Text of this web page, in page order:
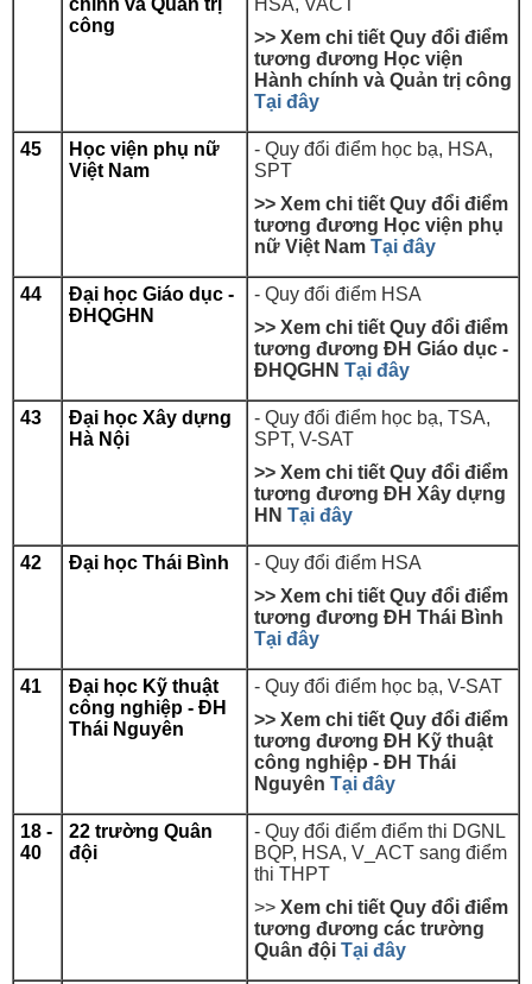
chính và Quản trị
công
HSA, VACT
>> Xem chi tiết Quy đổi điểm
tương đương Học viện
Hành chính và Quản trị công
Tại đây
45
Học viện phụ nữ
Việt Nam
- Quy đổi điểm học bạ, HSA,
SPT
>> Xem chi tiết Quy đổi điểm
tương đương Học viện phụ
nữ Việt Nam Tại đây
44
Đại học Giáo dục -
ĐHQGHN
- Quy đổi điểm HSA
>> Xem chi tiết Quy đổi điểm
tương đương ĐH Giáo dục -
ĐHQGHN Tại đây
43
Đại học Xây dựng
Hà Nội
- Quy đổi điểm học bạ, TSA,
SPT, V-SAT
>> Xem chi tiết Quy đổi điểm
tương đương ĐH Xây dựng
HN Tại đây
42 Đại học Thái Bình
- Quy đổi điểm HSA
>> Xem chi tiết Quy đổi điểm
tương đương ĐH Thái Bình
Tại đây
41
Đại học Kỹ thuật
công nghiệp - ĐH
Thái Nguyên
- Quy đổi điểm học bạ, V-SAT
>> Xem chi tiết Quy đổi điểm
tương đương ĐH Kỹ thuật
công nghiệp - ĐH Thái
Nguyên Tại đây
18 -
40
22 trường Quân
đội
- Quy đổi điểm điểm thi DGNL
BQP, HSA, V_ACT sang điểm
thi THPT
>> Xem chi tiết Quy đổi điểm
tương đương các trường
Quân đội Tại đây